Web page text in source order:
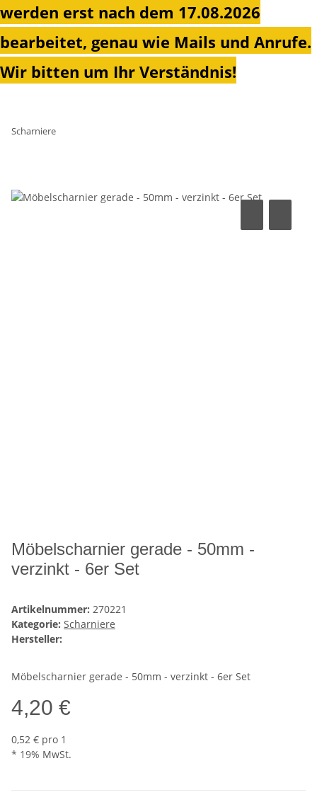
werden erst nach dem 17.08.2026
bearbeitet, genau wie Mails und Anrufe.
Wir bitten um Ihr Verständnis!
Scharniere
Möbelscharnier gerade - 50mm -
verzinkt - 6er Set
Artikelnummer: 270221
Kategorie: Scharniere
Hersteller:
Möbelscharnier gerade - 50mm - verzinkt - 6er Set
4,20 €
0,52 € pro 1
* 19% MwSt.